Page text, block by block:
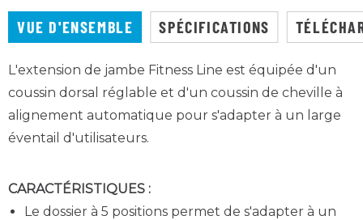
VUE D'ENSEMBLE SPÉCIFICATIONS
L'extension de jambe Fitness Line est équipée d'un
coussin dorsal réglable et d'un coussin de cheville à
alignement automatique pour s'adapter à un large
éventail d'utilisateurs.
CARACTÉRISTIQUES :
Le dossier à 5 positions permet de s'adapter à un